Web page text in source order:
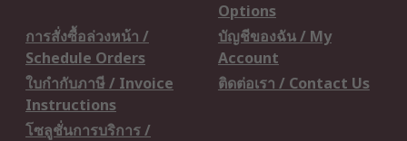
Options
การสั่งซื้อล่วงหน้า /
Schedule Orders
บัญชีของฉัน / My
Account
ใบกำกับภาษี / Invoice
Instructions
ติดต่อเรา / Contact Us
โซลูชั่นการบริการ /